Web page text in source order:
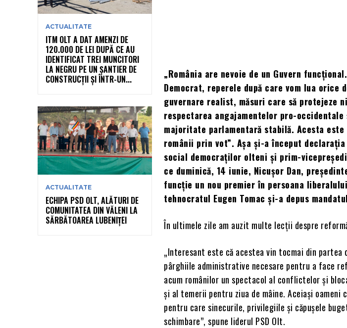
ACTUALITATE
ITM OLT A DAT AMENZI DE
120.000 DE LEI DUPĂ CE AU
IDENTIFICAT TREI MUNCITORI
LA NEGRU PE UN ȘANTIER DE
CONSTRUCȚII ȘI ÎNTR-UN...
ACTUALITATE
ECHIPA PSD OLT, ALĂTURI DE
COMUNITATEA DIN VĂLENI LA
SĂRBĂTOAREA LUBENIȚEI
„România are nevoie de un Guvern
Democrat, reperele după care vom lua orice
guvernare realist, măsuri care să protejeze
respectarea angajamentelor pro-
majoritate parlamentară stabilă. Acesta
românii prin vot”. Așa și-a început
social democraților olteni și prim-
ce duminică, 14 iunie, Nicușor Dan,
funcție un nou premier în persoana
tehnocratul Eugen Tomac și-a depus
În ultimele zile am auzit multe lecții despre
„Interesant este că acestea vin tocmai din
pârghiile administrative necesare pentru a face
acum românilor un spectacol al conflictelor și
și al temerii pentru ziua de mâine. Aceiași oameni
pentru care sinecurile, privilegiile și căpușele
schimbare”, spune liderul PSD Olt.